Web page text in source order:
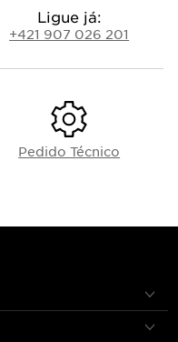
Ligue já:
+421 907 026 201
Pedido Técnico